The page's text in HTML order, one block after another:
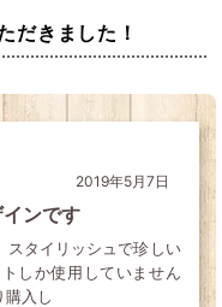
だきました！
2019年5月7日
ンです
スタイリッシュで珍しい
しか使用していません
購入し